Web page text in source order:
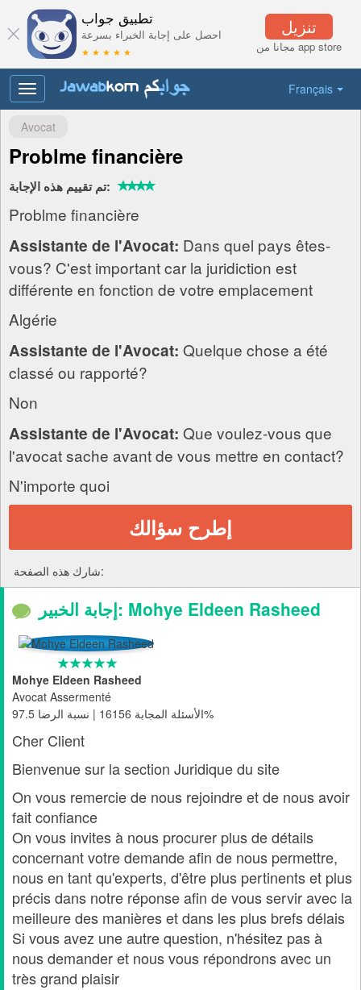
تنزيل
مجانا من app store
تطبيق جواب
احصل على إجابة الخبراء بسرعة
★ ★ ★ ★ ★
Français
Toggle
navigation
Avocat
Problme financière
تم تقييم هذه الإجابة:
Problme financière
Assistante de l'Avocat: Dans quel pays êtes-
vous? C'est important car la juridiction est
différente en fonction de votre emplacement
Algérie
Assistante de l'Avocat: Quelque chose a été
classé ou rapporté?
Non
Assistante de l'Avocat: Que voulez-vous que
l'avocat sache avant de vous mettre en contact?
N'importe quoi
إطرح سؤالك
شارك هذه الصفحة:
إجابة الخبير: Mohye Eldeen Rasheed
Mohye Eldeen Rasheed
Avocat Assermenté
الأسئلة المجابة 16156 | نسبة الرضا 97.5%
Cher Client
Bienvenue sur la section Juridique du site
On vous remercie de nous rejoindre et de nous avoir
fait confiance
On vous invites à nous procurer plus de détails
concernant votre demande afin de nous permettre,
nous en tant qu'experts, d'être plus pertinents et plus
précis dans notre réponse afin de vous servir avec la
meilleure des manières et dans les plus brefs délais
Si vous avez une autre question, n'hésitez pas à
nous demander et nous vous répondrons avec un
très grand plaisir